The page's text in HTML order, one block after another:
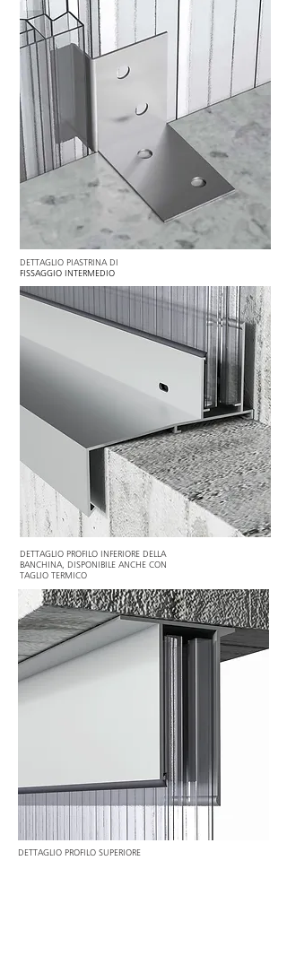
DETTAGLIO PIASTRINA DI
FISSAGGIO INTERMEDIO
DETTAGLIO PROFILO INFERIORE DELLA
BANCHINA, DISPONIBILE ANCHE CON
TAGLIO TERMICO
DETTAGLIO PROFILO SUPERIORE